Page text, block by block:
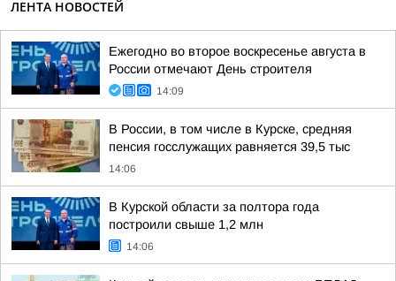
ЛЕНТА НОВОСТЕЙ
Ежегодно во второе воскресенье августа в
России отмечают День строителя
14:09
В России, в том числе в Курске, средняя
пенсия госслужащих равняется 39,5 тыс
14:06
В Курской области за полтора года
построили свыше 1,2 млн
14:06